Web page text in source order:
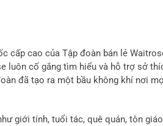
cấp cao của Tập đoàn bán lẻ
luôn cố gắng tìm hiểu và hỗ trợ sở
đã tạo ra một bầu không khí nơi
giới tính, tuổi tác, quê quán, tôn